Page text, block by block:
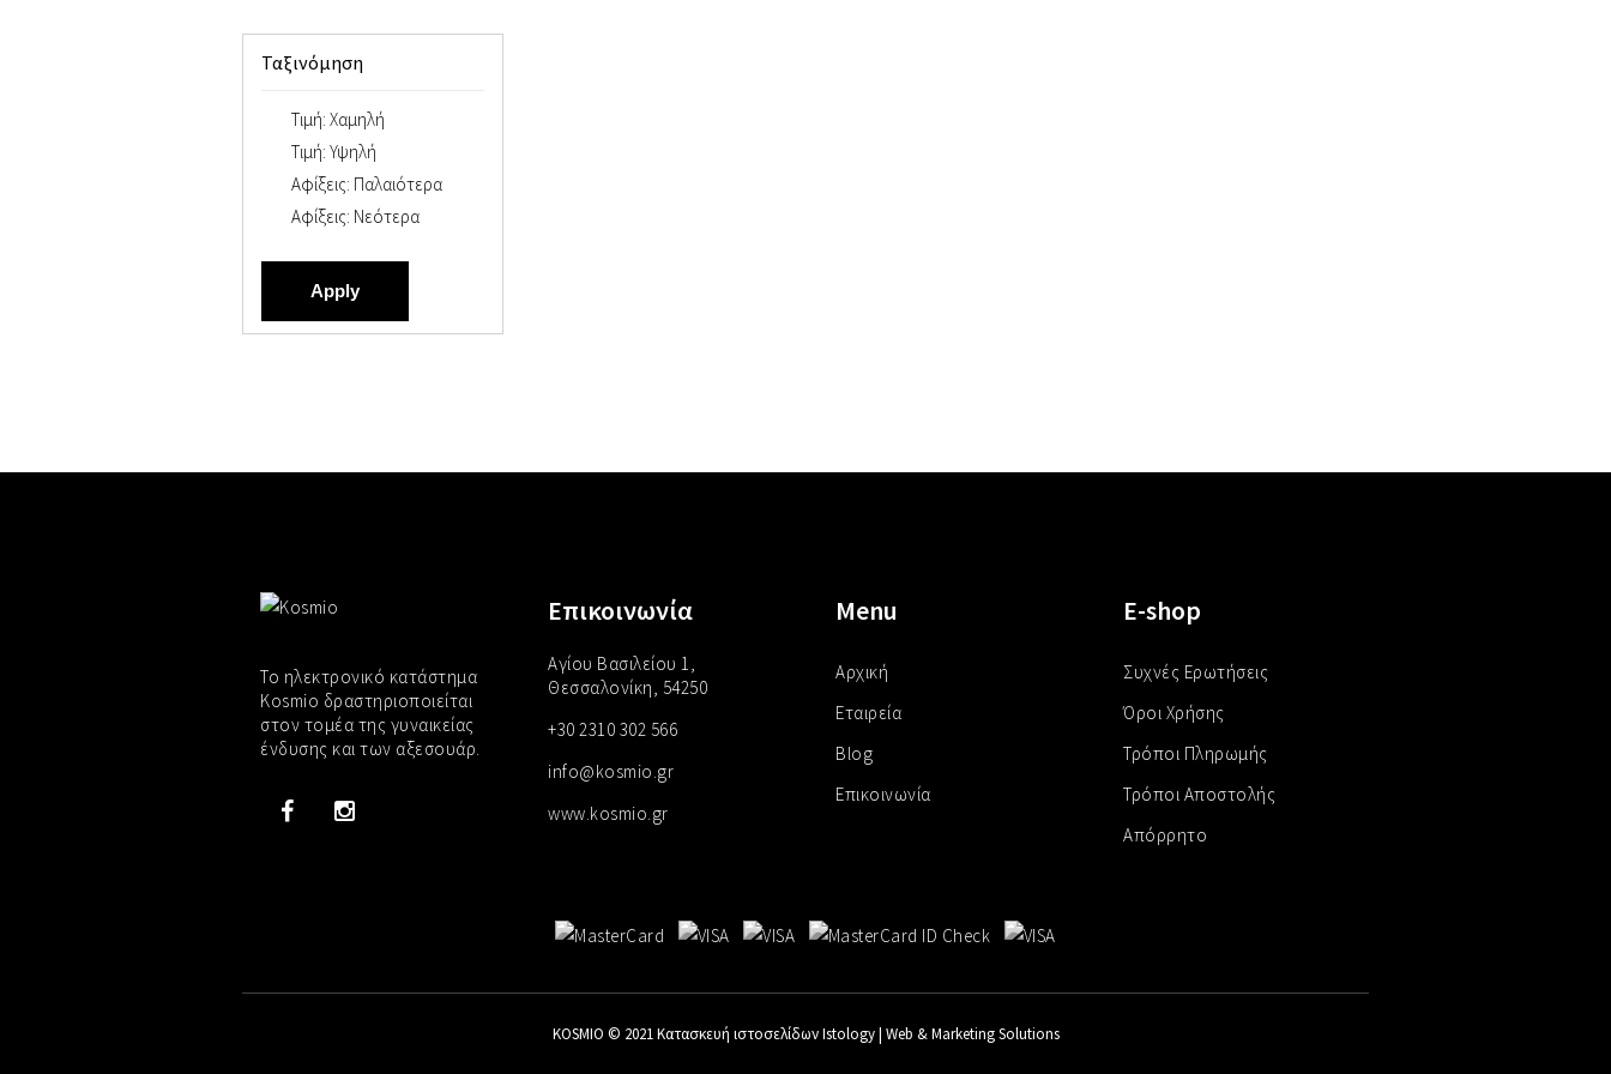
Ταξινόμηση
Τιμή: Χαμηλή
Τιμή: Υψηλή
Αφίξεις: Παλαιότερα
Αφίξεις: Νεότερα
Το ηλεκτρονικό κατάστημα
Kosmio δραστηριοποιείται
στον τομέα της γυναικείας
ένδυσης και των αξεσουάρ.
Επικοινωνία
Αγίου Βασιλείου 1,
Θεσσαλονίκη, 54250
+30 2310 302 566
info@kosmio.gr
www.kosmio.gr
Menu
Αρχική
Εταιρεία
Blog
Επικοινωνία
E-shop
Συχνές Ερωτήσεις
Όροι Χρήσης
Τρόποι Πληρωμής
Τρόποι Αποστολής
Απόρρητο
KOSMIO © 2021Κατασκευή ιστοσελίδων Istology | Web & Marketing Solutions